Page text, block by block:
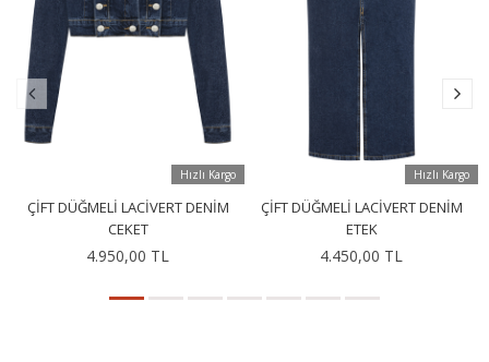
Hızlı Kargo
ÇIFT DÜĞMELI LACIVERT DENIM
CEKET
4.950,00 TL
Hızlı Kargo
ÇIFT DÜĞMELI LACIVERT DENIM
ETEK
4.450,00 TL